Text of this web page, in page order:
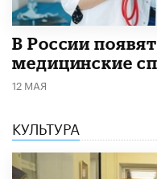
В России
медицинские
12 МАЯ
КУЛЬТУРА